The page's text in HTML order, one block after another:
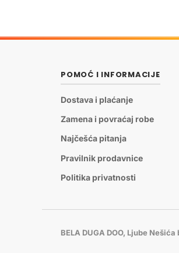
POMOĆ I INFORMACIJE
Dostava i plaćanje
Zamena i povraćaj robe
Najčešća pitanja
Pravilnik prodavnice
Politika privatnosti
BELA DUGA DOO, Ljube